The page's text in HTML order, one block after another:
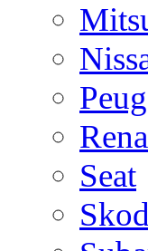
Seat